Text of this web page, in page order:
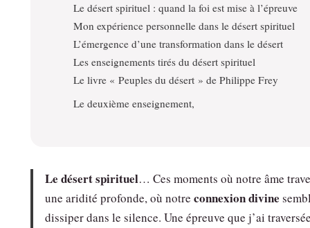
Le désert spirituel : quand la foi est mise à l’épreuve
Mon expérience personnelle dans le désert spirituel
L’émergence d’une transformation dans le désert
Les enseignements tirés du désert spirituel
Le livre « Peuples du désert » de Philippe Frey
Le deuxième enseignement,
Le désert spirituel… Ces moments où notre âme
une aridité profonde, où notre connexion divine
dissiper dans le silence. Une épreuve que j’ai